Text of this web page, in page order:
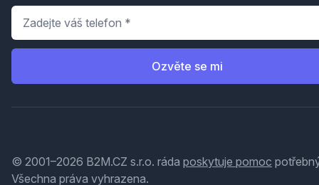
Telefon
Ozvěte se mi
© 2001–2026 B2M.CZ s.r.o. ráda poskytuje pomoc
Všechna práva vyhrazena.